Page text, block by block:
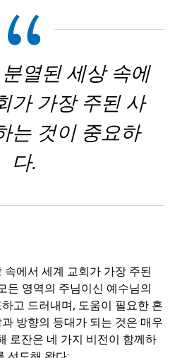
열된 세상 속에
가 가장 주된 사
는 것이 중요하
다.
에서 세계 교회가 가장 주된
든 영역의 주님이신 예수님의
고 드러내며, 도움이 필요한 혼
방향의 등대가 되는 것은 매우
로잔은 네 가지 비전이 함께하